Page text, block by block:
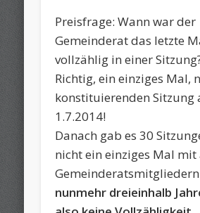
Preisfrage: Wann war der
Gemeinderat das letzte
vollzählig in einer
Richtig, ein einziges Mal,
konstituierenden Sitzung
1.7.2014!
Danach gab es 30
nicht ein einziges Mal mit
nunmehr dreieinhalb